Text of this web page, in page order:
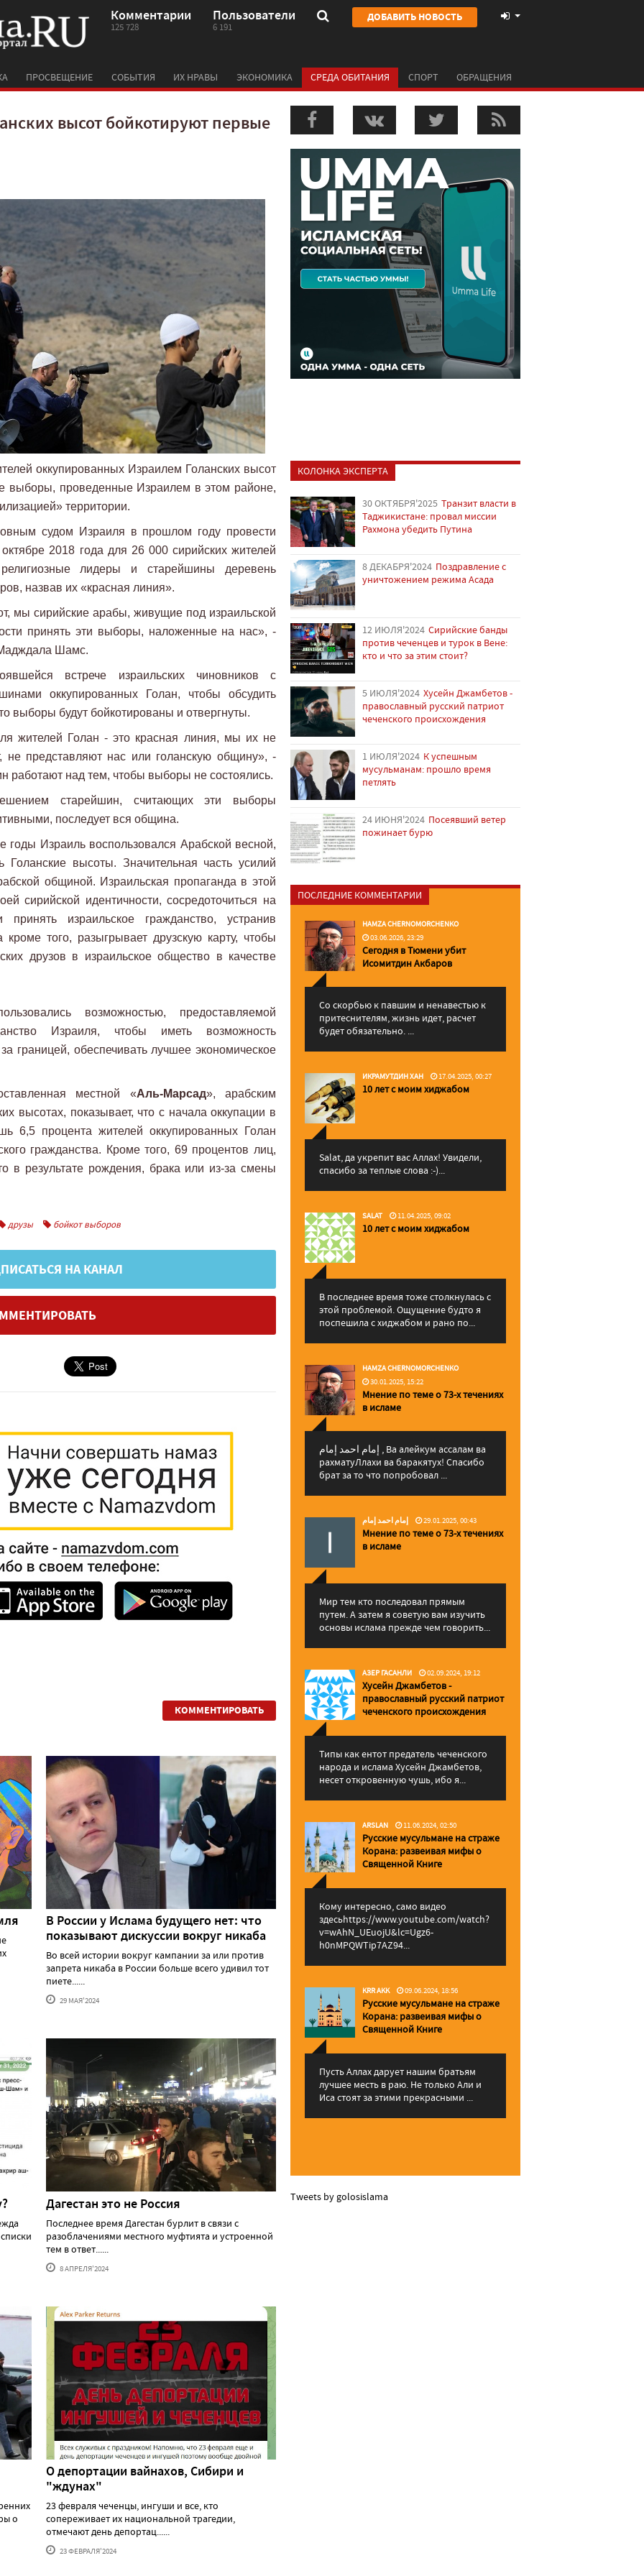
Комментарии
125 728
Пользователи
6 191
ДОБАВИТЬ НОВОСТЬ
ПРОСВЕЩЕНИЕ СОБЫТИЯ ИХ НРАВЫ ЭКОНОМИКА СРЕДА ОБИТАНИЯ СПОРТ ОБРАЩЕНИЯ
высот бойкотируют первые
оккупированных Израилем Голанских высот
выборы, проведенные Израилем в этом районе,
территории.
судом Израиля в прошлом году провести
2018 года для 26 000 сирийских жителей
лидеры и старейшины деревень
назвав их «красная линия».
мы сирийские арабы, живущие под израильской
принять эти выборы, наложенные на нас», -
Шамс.
встрече израильских чиновников с
оккупированных Голан, чтобы обсудить
выборы будут бойкотированы и отвергнуты.
жителей Голан - это красная линия, мы их не
представляют нас или голанскую общину», -
работают над тем, чтобы выборы не состоялись.
старейшин, считающих эти выборы
последует вся община.
годы Израиль воспользовался Арабской весной,
Голанские высоты. Значительная часть усилий
общиной. Израильская пропаганда в этой
сирийской идентичности, сосредоточиться на
израильское гражданство, устранив
того, разыгрывает друзскую карту, чтобы
друзов в израильское общество в качестве
возможностью, предоставляемой
Израиля, чтобы иметь возможность
границей, обеспечивать лучшее экономическое
местной «Аль-Марсад», арабским
высотах, показывает, что с начала оккупации в
6,5 процента жителей оккупированных Голан
гражданства. Кроме того, 69 процентов лиц,
в результате рождения, брака или из-за смены
друзы бойкот выборов
НА КАНАЛ
КОММЕНТИРОВАТЬ
В России у Ислама будущего нет: что
показывают дискуссии вокруг никаба
Во всей истории вокруг кампании за или против
запрета никаба в России больше всего удивил тот
пиете......
29 МАЯ'2024
Дагестан это не Россия
Последнее время Дагестан бурлит в связи с
разоблачениями местного муфтията и устроенной
тем в ответ......
8 АПРЕЛЯ'2024
о
О депортации вайнахов, Сибири и
"ждунах"
23 февраля чеченцы, ингуши и все, кто
сопереживает их национальной трагедии,
отмечают день депортац......
23 ФЕВРАЛЯ'2024
КОЛОНКА ЭКСПЕРТА
30 ОКТЯБРЯ'2025 Транзит власти в
Таджикистане: провал миссии
Рахмона убедить Путина
8 ДЕКАБРЯ'2024 Поздравление с
уничтожением режима Асада
12 ИЮЛЯ'2024 Сирийские банды
против чеченцев и турок в Вене:
кто и что за этим стоит?
5 ИЮЛЯ'2024 Хусейн Джамбетов -
православный русский патриот
чеченского происхождения
1 ИЮЛЯ'2024 К успешным
мусульманам: прошло время
петлять
24 ИЮНЯ'2024 Посеявший ветер
пожинает бурю
ПОСЛЕДНИЕ КОММЕНТАРИИ
HAMZA CHERNOMORCHENKO
03.06.2026, 23:29
Сегодня в Тюмени убит
Исомитдин Акбаров
Со скорбью к павшим и ненавестью к
притеснителям, жизнь идет, расчет
будет обязательно. ...
ИКРАМУТДИН ХАН 17.04.2025, 00:27
10 лет с моим хиджабом
Salat, да укрепит вас Аллаx! Увидели,
спасибо за теплые слова :-)...
SALAT 11.04.2025, 09:02
10 лет с моим хиджабом
В последнее время тоже столкнулась с
этой проблемой. Ощущение будто я
поспешила с хиджабом и рано по...
HAMZA CHERNOMORCHENKO
30.01.2025, 15:22
Мнение по теме о 73-х течениях
в исламе
إمام احمد إمام , Ва алейкум ассалам ва
рахматуЛлахи ва баракятух! Спасибо
брат за то что попробовал ...
إمام احمد إمام 29.01.2025, 00:43
Мнение по теме о 73-х течениях
в исламе
Мир тем кто последовал прямым
путем. А затем я советую вам изучить
основы ислама прежде чем говорить...
АЗЕР ГАСАНЛИ 02.09.2024, 19:12
Хусейн Джамбетов -
православный русский патриот
чеченского происхождения
Типы как ентот предатель чеченского
народа и ислама Хусейн Джамбетов,
несет откровенную чушь, ибо я...
ARSLAN 11.06.2024, 02:50
Русские мусульмане на страже
Корана: pазвеивая мифы о
Священной Книге
Кому интересно, само видео
здесьhttps://www.youtube.com/watch?
v=wAhN_UEuojU&lc=Ugz6-
h0nMPQWTip7AZ94...
KRR AKK 09.06.2024, 18:56
Русские мусульмане на страже
Корана: pазвеивая мифы о
Священной Книге
Пусть Аллах дарует нашим братьям
лучшее месть в раю. Не только Али и
Иса стоят за этими прекрасными ...
Tweets by golosislama